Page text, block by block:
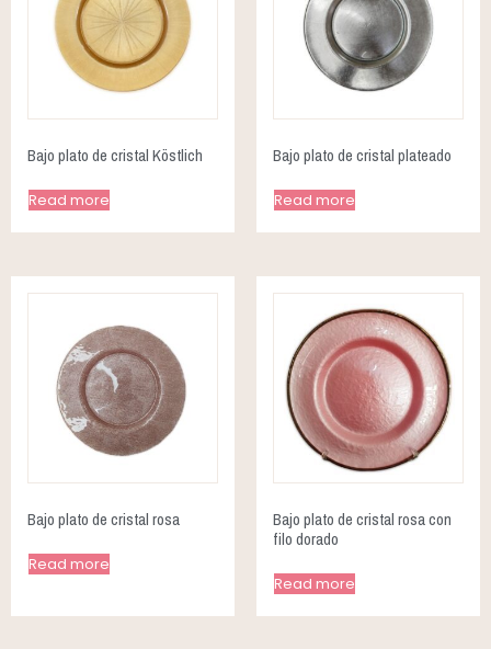
Bajo plato de cristal Köstlich
Read more
Bajo plato de cristal plateado
Read more
Bajo plato de cristal rosa
Read more
Bajo plato de cristal rosa con
filo dorado
Read more